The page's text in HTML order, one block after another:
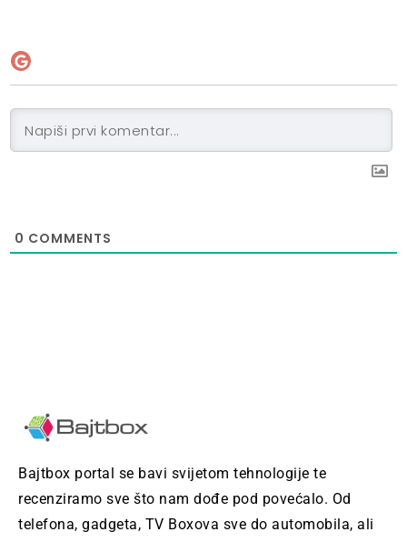
0 COMMENTS
Bajtbox portal se bavi svijetom tehnologije te
recenziramo sve što nam dođe pod povećalo. Od
telefona, gadgeta, TV Boxova sve do automobila, ali